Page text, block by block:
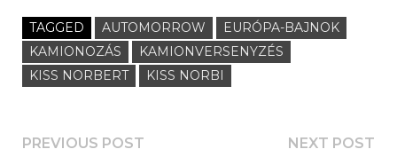
TAGGED AUTOMORROW
EURÓPA-BAJNOK
KAMIONOZÁS
KAMIONVERSENYZÉS
KISS NORBERT
KISS NORBI
PREVIOUS POST NEXT POST